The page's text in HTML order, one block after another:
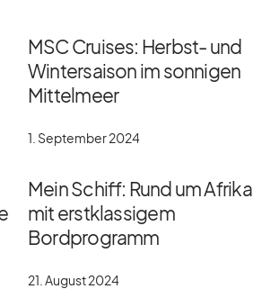
MSC Cruises: Herbst- und
Wintersaison im sonnigen
Mittelmeer
1. September 2024
Mein Schiff: Rund um Afrika
mit erstklassigem
Bordprogramm
21. August 2024